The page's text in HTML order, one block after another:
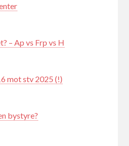
– Ap vs Frp vs H
mot stv 2025 (!)
bystyre?